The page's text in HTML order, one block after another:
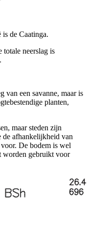
de Caatinga.
totale neerslag is
van een savanne, maar is
planten,
maar steden zijn
afhankelijkheid van
voor. De bodem is wel
worden gebruikt voor